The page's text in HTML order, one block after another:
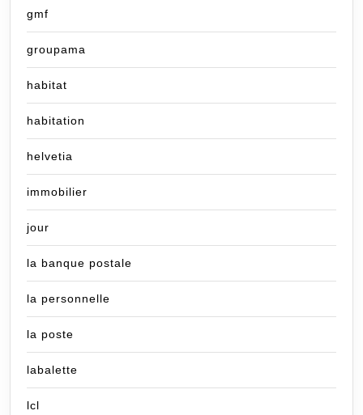
gmf
groupama
habitat
habitation
helvetia
immobilier
jour
la banque postale
la personnelle
la poste
labalette
lcl